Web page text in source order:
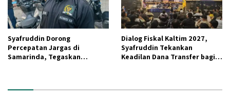
Syafruddin Dorong
Percepatan Jargas di
Samarinda, Tegaskan
Dialog Fiskal Kaltim 2027,
Syafruddin Tekankan
Keadilan Dana Transfer bagi